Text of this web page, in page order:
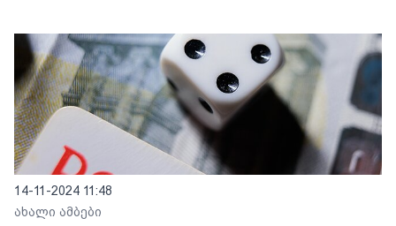
14-11-2024 11:48
ახალი ამბები